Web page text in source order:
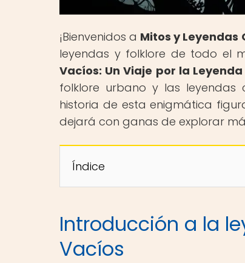
¡Bienvenidos a Mitos y Leyendas
leyendas y folklore de todo el
Vacíos: Un Viaje por la
folklore urbano y las leyendas
historia de esta enigmática
dejará con ganas de explorar
Índice
Introducción a la
Vacíos